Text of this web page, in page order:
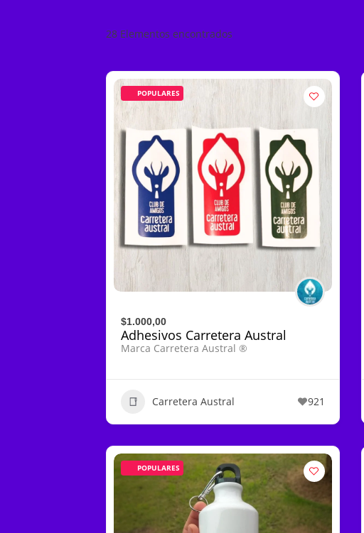
28 Elementos encontrados
POPULARES
$1.000,00
Adhesivos Carretera Austral
Marca Carretera Austral ®
Carretera Austral 921
POPULARES